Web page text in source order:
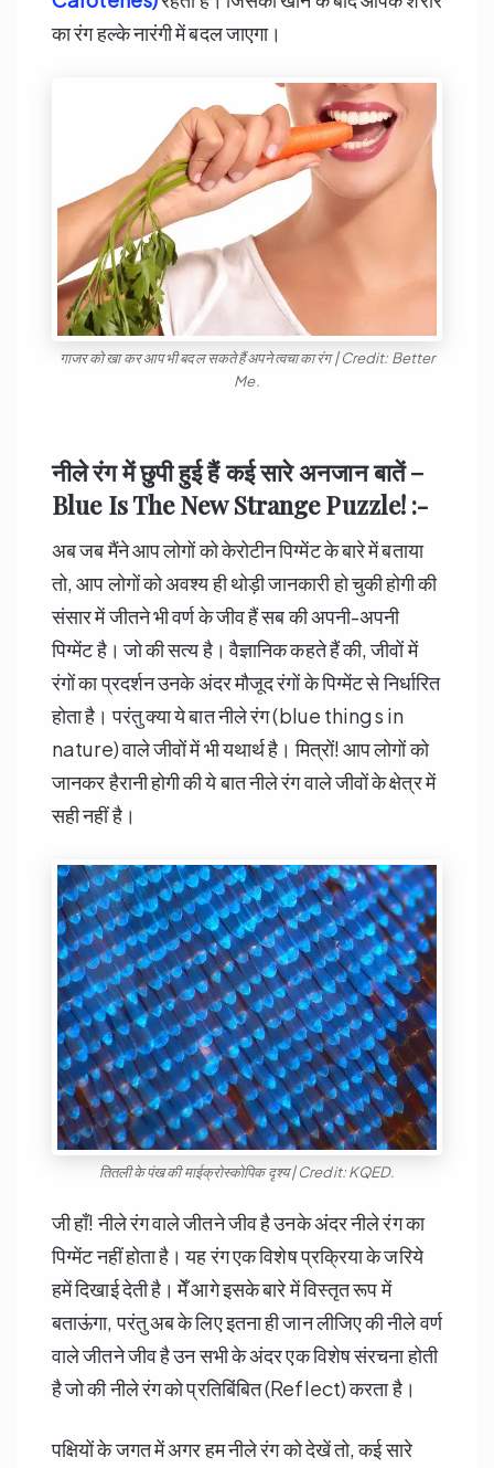
का रंग हल्के नारंगी में बदल जाएगा।
गाजर को खा कर आप भी बदल सकते हैं अपने त्वचा का रंग | Credit: Better
Me.
नीले रंग में छुपी हुई हैं कई सारे अनजान बातें –
Blue Is The New Strange Puzzle! :-
अब जब मैंने आप लोगों को केरोटीन पिग्मेंट के बारे में बताया
तो, आप लोगों को अवश्य ही थोड़ी जानकारी हो चुकी होगी की
संसार में जीतने भी वर्ण के जीव हैं सब की अपनी-अपनी
पिग्मेंट है। जो की सत्य है। वैज्ञानिक कहते हैं की, जीवों में
रंगों का प्रदर्शन उनके अंदर मौजूद रंगों के पिग्मेंट से निर्धारित
होता है। परंतु क्या ये बात नीले रंग (blue things in
nature) वाले जीवों में भी यथार्थ है। मित्रों! आप लोगों को
जानकर हैरानी होगी की ये बात नीले रंग वाले जीवों के क्षेत्र में
सही नहीं है।
तितली के पंख की माईक्रोस्कोपिक दृश्य | Credit: KQED.
जी हाँ! नीले रंग वाले जीतने जीव है उनके अंदर नीले रंग का
पिग्मेंट नहीं होता है। यह रंग एक विशेष प्रक्रिया के जरिये
हमें दिखाई देती है। मेँ आगे इसके बारे में विस्तृत रूप में
बताऊंगा, परंतु अब के लिए इतना ही जान लीजिए की नीले वर्ण
वाले जीतने जीव है उन सभी के अंदर एक विशेष संरचना होती
है जो की नीले रंग को प्रतिबिंबित (Reflect) करता है।
पक्षियों के जगत में अगर हम नीले रंग को देखें तो, कई सारे